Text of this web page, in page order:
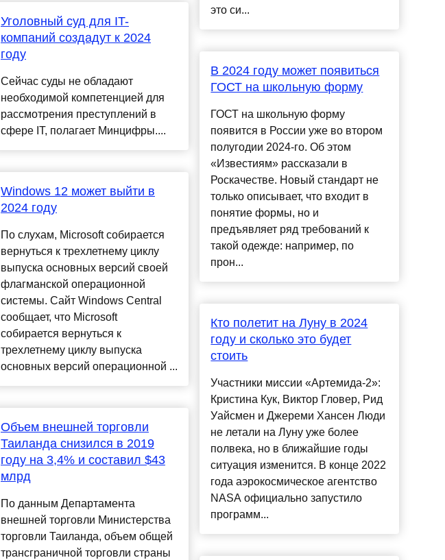
Уголовный суд для IT-
компаний создадут к 2024
году
Сейчас суды не обладают
необходимой компетенцией для
рассмотрения преступлений в
сфере IT, полагает Минцифры....
Windows 12 может выйти в
2024 году
По слухам, Microsoft собирается
вернуться к трехлетнему циклу
выпуска основных версий своей
флагманской операционной
системы. Сайт Windows Central
сообщает, что Microsoft
собирается вернуться к
трехлетнему циклу выпуска
основных версий операционной ...
Объем внешней торговли
Таиланда снизился в 2019
году на 3,4% и составил $43
млрд
По данным Департамента
внешней торговли Министерства
торговли Таиланда, объем общей
трансграничной торговли страны
это си...
В 2024 году может появиться
ГОСТ на школьную форму
ГОСТ на школьную форму
появится в России уже во втором
полугодии 2024-го. Об этом
«Известиям» рассказали в
Роскачестве. Новый стандарт не
только описывает, что входит в
понятие формы, но и
предъявляет ряд требований к
такой одежде: например, по
прон...
Кто полетит на Луну в 2024
году и сколько это будет
стоить
Участники миссии «Артемида-2»:
Кристина Кук, Виктор Гловер, Рид
Уайсмен и Джереми Хансен Люди
не летали на Луну уже более
полвека, но в ближайшие годы
ситуация изменится. В конце 2022
года аэрокосмическое агентство
NASA официально запустило
программ...